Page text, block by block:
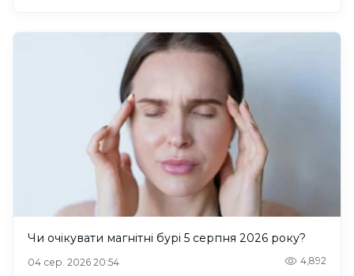
Чи очікувати магнітні бурі 5 серпня 2026 року?
04 сер. 2026 20:54 4,892